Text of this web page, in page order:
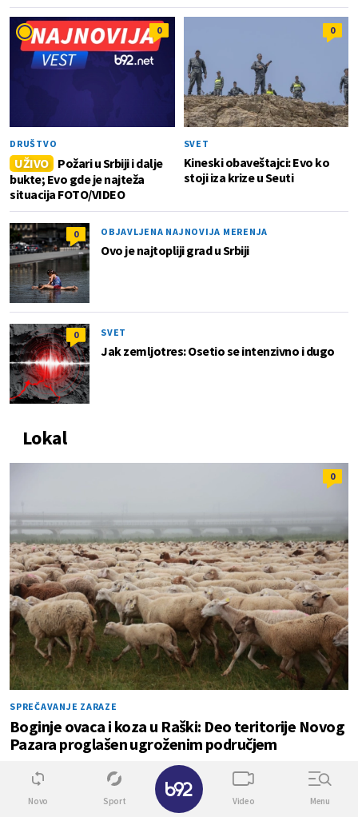
0
DRUŠTVO
UŽIVO
Požari u Srbiji i dalje
bukte; Evo gde je najteža
situacija FOTO/VIDEO
0
SVET
Kineski obaveštajci: Evo ko
stoji iza krize u Seuti
0 OBJAVLJENA NAJNOVIJA MERENJA
Ovo je najtopliji grad u Srbiji
0 SVET
Jak zemljotres: Osetio se intenzivno i dugo
Lokal
0
SPREČAVANJE ZARAZE
Boginje ovaca i koza u Raški: Deo teritorije Novog
Pazara proglašen ugroženim područjem
0
Novo Sport Video Menu
✕